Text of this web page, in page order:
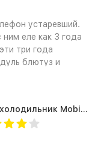
устаревший.
ним еле как 3 года
три года
блютуз и
пальца
Автохолодильник Mobicool MV26 AC/DC